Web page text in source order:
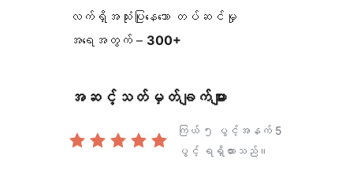
လက်ရှိအသုံးပြုနေသော တပ်ဆင်မှု
အရေအတွက် – 300+
အဆင့်သတ်မှတ်ချက်များ
ကြယ် ၅ ပွင့်အနက် 5
ပွင့် ရရှိထားသည်။